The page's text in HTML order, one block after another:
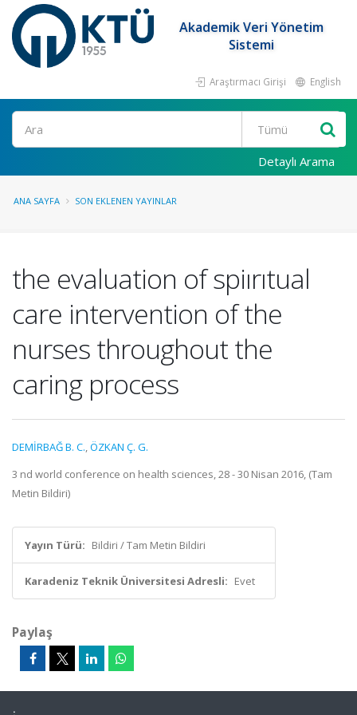
Akademik Veri Yönetim
Sistemi
Araştırmacı Girişi English
Ara
Detaylı Arama
ANA SAYFA SON EKLENEN YAYINLAR
the evaluation of spiırıtual
care intervention of the
nurses throughout the
caring process
DEMİRBAĞ B. C.,ÖZKAN Ç. G.
3 nd world conference on health sciences, 28 - 30 Nisan 2016, (Tam
Metin Bildiri)
Yayın Türü: Bildiri / Tam Metin Bildiri
Karadeniz Teknik Üniversitesi Adresli: Evet
Paylaş